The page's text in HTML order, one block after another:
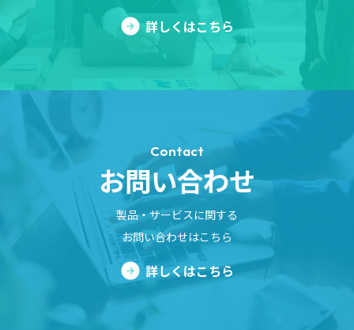
詳しくはこちら
Contact
お問い合わせ
製品・サービスに関する
お問い合わせはこちら
詳しくはこちら